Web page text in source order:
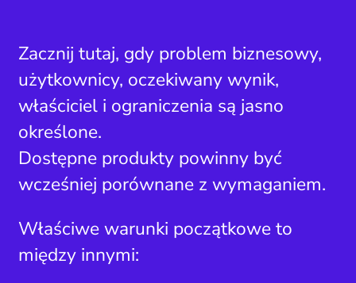
Zacznij tutaj, gdy problem biznesowy,
użytkownicy, oczekiwany wynik,
właściciel i ograniczenia są jasno
określone.
Dostępne produkty powinny być
wcześniej porównane z wymaganiem.
Właściwe warunki początkowe to
między innymi: